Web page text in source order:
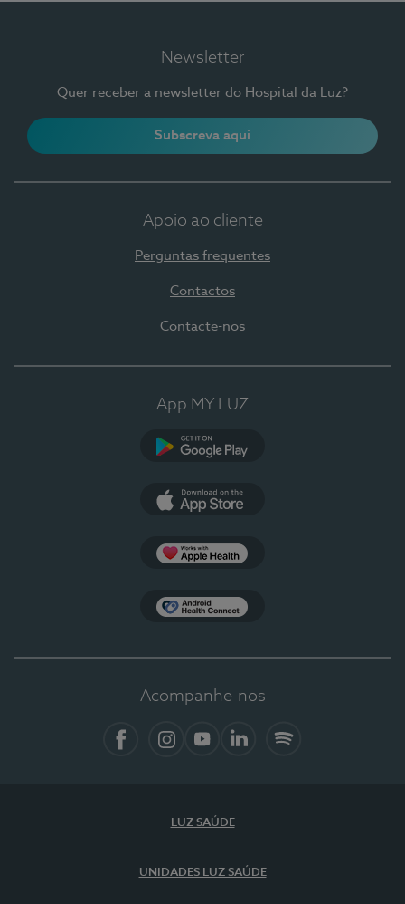
Newsletter
Quer receber a newsletter do Hospital da Luz?
Subscreva aqui
Apoio ao cliente
Perguntas frequentes
Contactos
Contacte-nos
App MY LUZ
Acompanhe-nos
LUZ SAÚDE
UNIDADES LUZ SAÚDE